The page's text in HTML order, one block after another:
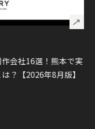
会社16選！熊本で実
？【2026年8月版】